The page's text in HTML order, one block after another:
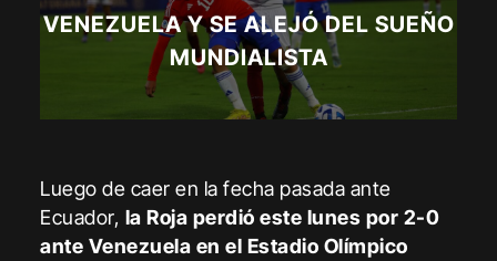
VENEZUELA Y SE ALEJÓ DEL SUEÑO
MUNDIALISTA
Luego de caer en la fecha pasada ante
Ecuador, la Roja perdió este lunes por 2-0
ante Venezuela en el Estadio Olímpico